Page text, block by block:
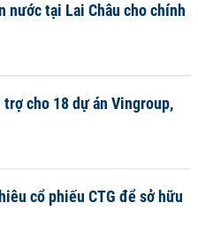
nước tại Lai Châu cho chính
cho 18 dự án Vingroup,
cổ phiếu CTG để sở hữu